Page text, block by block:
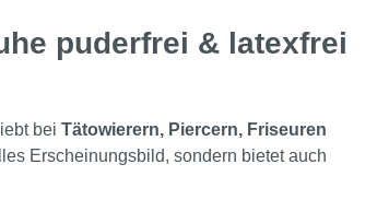
puderfrei & latexfrei
bei Tätowierern, Piercern, Friseuren
Erscheinungsbild, sondern bietet auch